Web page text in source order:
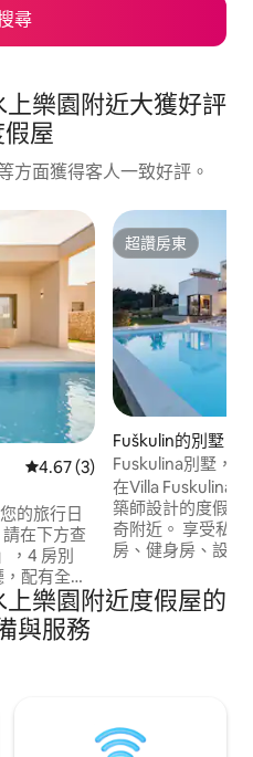
尋
樂園附近大獲好評
屋
方面獲得客人一致好評。
從 3 則評價中獲得 4.67 的平均
4.67 (3)
的旅行日
在下方查
，4 房別
配有全景
可通往露
張法式床
間，浴室/
超讚房東
超讚房東
Fuškulin的別墅
Fuskulina別墅，
浴缸、健身房
在Villa Fuskulina
築師設計的度假屋
奇附近。 享受私
房、健身房、設備
供4間套房臥室，
常適合家庭、朋友
樂園附近度假屋的
與服務